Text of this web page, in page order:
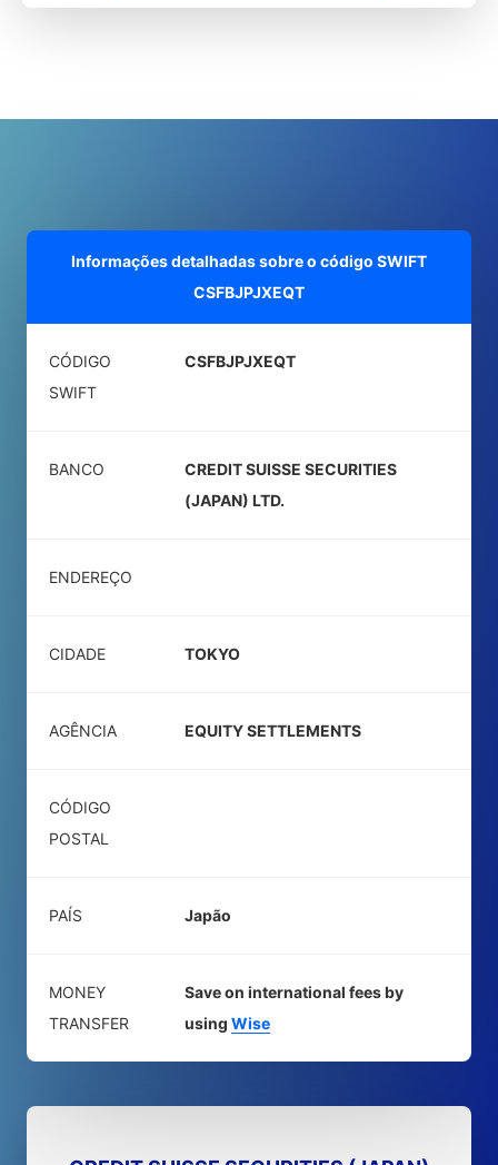
Informações detalhadas sobre o código SWIFT
CSFBJPJXEQT
CÓDIGO
SWIFT
CSFBJPJXEQT
BANCO
CREDIT SUISSE SECURITIES
(JAPAN) LTD.
ENDEREÇO
CIDADE TOKYO
AGÊNCIA EQUITY SETTLEMENTS
CÓDIGO
POSTAL
PAÍS Japão
MONEY
TRANSFER
Save on international fees by
using Wise